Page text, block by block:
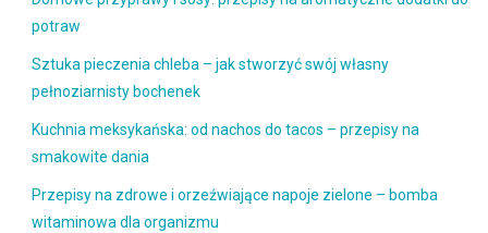
potraw
Sztuka pieczenia chleba – jak stworzyć swój własny
pełnoziarnisty bochenek
Kuchnia meksykańska: od nachos do tacos – przepisy na
smakowite dania
Przepisy na zdrowe i orzeźwiające napoje zielone – bomba
witaminowa dla organizmu